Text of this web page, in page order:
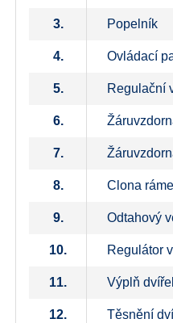
3. Popelník
4. Ovládací
5. Regulační
6.
7.
8. Clona
9. Odtahový
10. Regulátor
11. Výplň
12. Těsnění